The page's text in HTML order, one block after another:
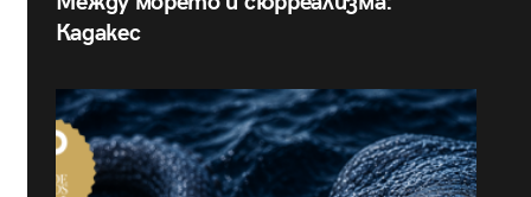
Кадакес